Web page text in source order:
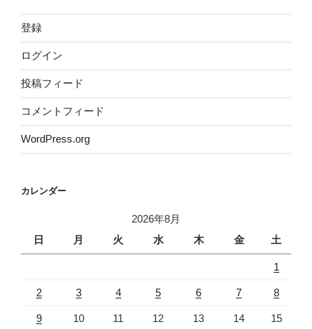
登録
ログイン
投稿フィード
コメントフィード
WordPress.org
カレンダー
2026年8月
日
月 火 水 木 金 土
1
2 3 4 5 6 7 8
9 10 11 12 13 14 15